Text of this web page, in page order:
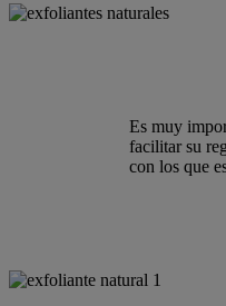
Es muy
facilitar su
con los que